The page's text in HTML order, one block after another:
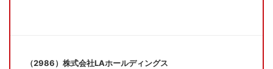
（2986）株式会社LAホールディングス